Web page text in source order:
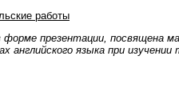
работы
презентации, посвящена
английского языка при